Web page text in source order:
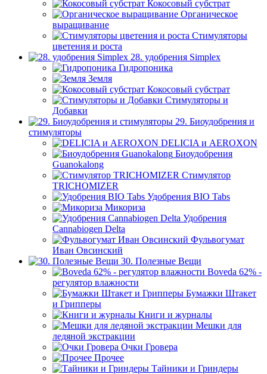
Кокосовый субстрат
Органическое
выращивание
Стимуляторы
цветения и роста
28. удобрения Simplex
Гидропоника
Земля
Кокосовый субстрат
Стимуляторы и
Добавки
29. Биоудобрения и
стимуляторы
DELICIA и AEROXON
Биоудобрения
Guanokalong
Стимулятор
TRICHOMIZER
Удобрения BIO Tabs
Микориза
Удобрения
Cannabiogen Delta
Фульвогумат
Иван Овсинский
30. Полезные Вещи
Boveda 62% -
регулятор влажности
Бумажки Штакет
и Грипперы
Книги и журналы
Мешки для
ледяной экстракции
Очки Гровера
Прочее
Тайники и Гриндеры